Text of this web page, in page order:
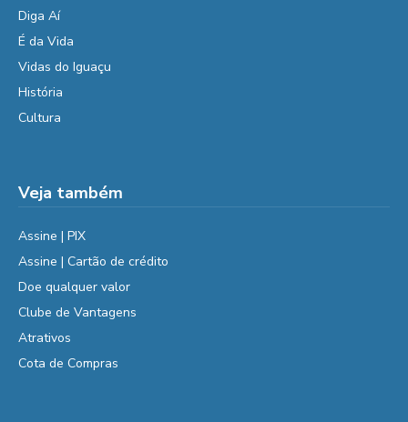
Diga Aí
É da Vida
Vidas do Iguaçu
História
Cultura
Veja também
Assine | PIX
Assine | Cartão de crédito
Doe qualquer valor
Clube de Vantagens
Atrativos
Cota de Compras